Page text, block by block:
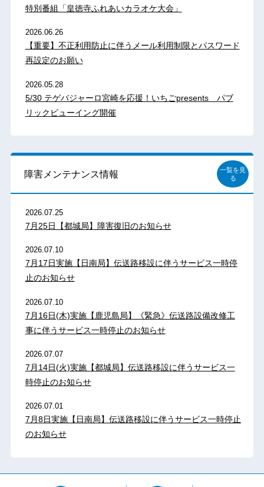
特別番組「皇徳寺ふれあいカラオケ大会」
2026.06.26
【重要】不正利用防止に伴うメール利用制限とパスワード
再設定のお願い
2026.05.28
5/30 テゲバジャーロ宮崎を応援！いちごpresents パブ
リックビューイング開催
障害メンテナンス情報
一覧を見
る
2026.07.25
7月25日【都城局】障害復旧のお知らせ
2026.07.10
7月17日実施【日南局】伝送路移設に伴うサービス一時停
止のお知らせ
2026.07.10
7月16日(木)実施【鹿児島局】《緊急》伝送路設備改修工
事に伴うサービス一時停止のお知らせ
2026.07.07
7月14日(火)実施【都城局】伝送路移設に伴うサービス一
時停止のお知らせ
2026.07.01
7月8日実施【日南局】伝送路移設に伴うサービス一時停止
のお知らせ